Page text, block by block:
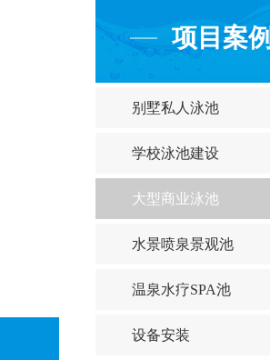
项目案例
别墅私人泳池
学校泳池建设
大型商业泳池
水景喷泉景观池
温泉水疗SPA池
设备安装